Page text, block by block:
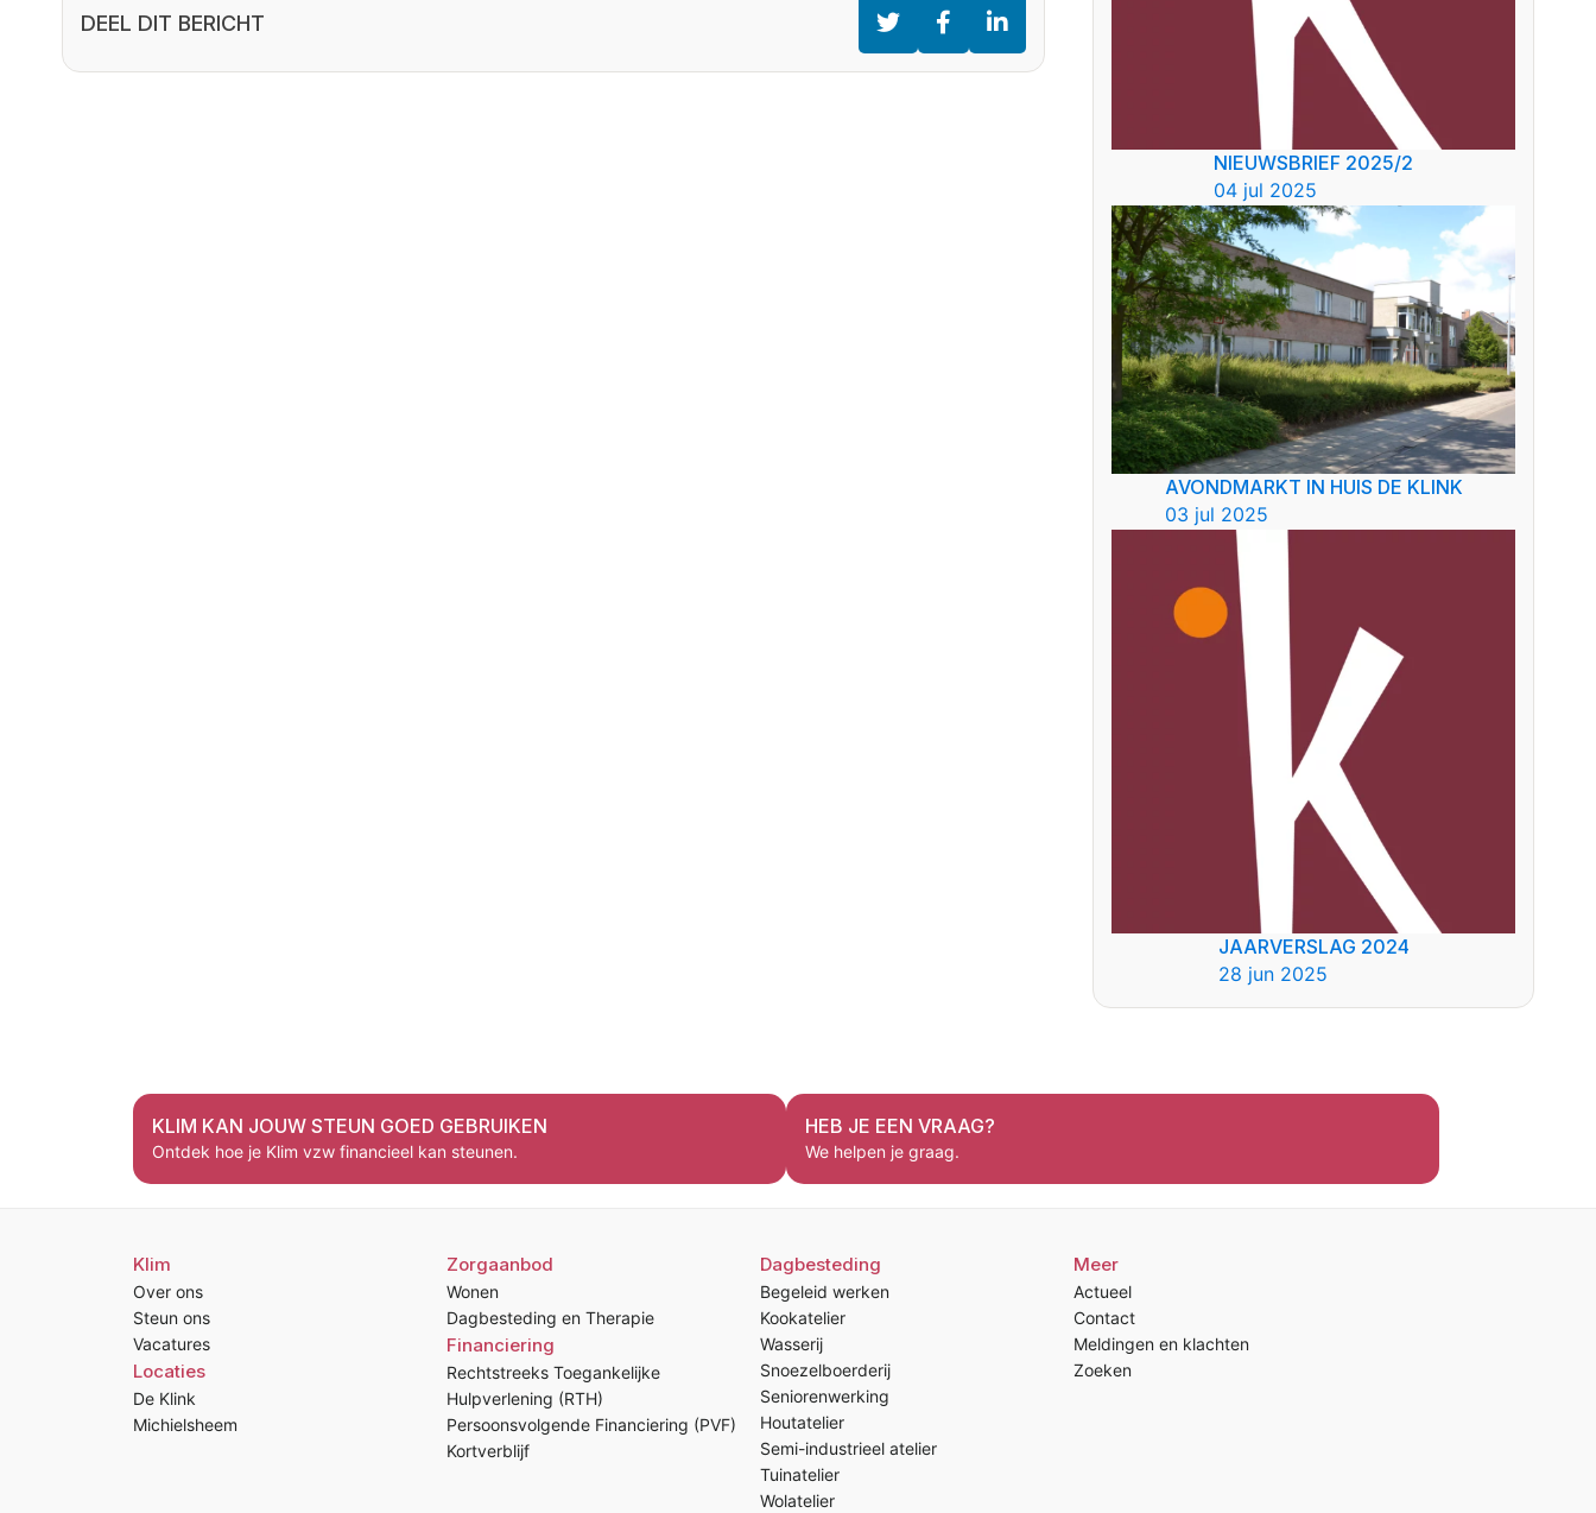
DEEL DIT BERICHT
NIEUWSBRIEF 2025/2
04 jul 2025
AVONDMARKT IN HUIS DE KLINK
03 jul 2025
JAARVERSLAG 2024
28 jun 2025
KLIM KAN JOUW STEUN GOED GEBRUIKEN
Ontdek hoe je Klim vzw financieel kan steunen.
HEB JE EEN VRAAG?
We helpen je graag.
Klim
Over ons
Steun ons
Vacatures
Locaties
De Klink
Michielsheem
Zorgaanbod
Wonen
Dagbesteding en Therapie
Financiering
Rechtstreeks Toegankelijke
Hulpverlening (RTH)
Persoonsvolgende Financiering (PVF)
Kortverblijf
Dagbesteding
Begeleid werken
Kookatelier
Wasserij
Snoezelboerderij
Seniorenwerking
Houtatelier
Semi-industrieel atelier
Tuinatelier
Wolatelier
Meer
Actueel
Contact
Meldingen en klachten
Zoeken